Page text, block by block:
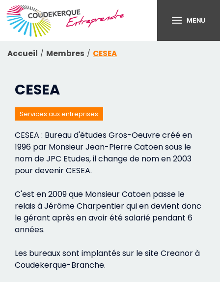
MENU
Accueil Membres CESEA
CESEA
Services aux entreprises
CESEA : Bureau d'études Gros-Oeuvre créé en
1996 par Monsieur Jean-Pierre Catoen sous le
nom de JPC Etudes, il change de nom en 2003
pour devenir CESEA.
C'est en 2009 que Monsieur Catoen passe le
relais à Jérôme Charpentier qui en devient donc
le gérant après en avoir été salarié pendant 6
années.
Les bureaux sont implantés sur le site Creanor à
Coudekerque-Branche.